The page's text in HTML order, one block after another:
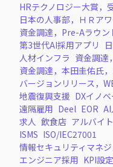
HRテクノロジー大賞，
日本の人事部，ＨＲア
資金調達，Pre-Aラウン
第3世代AI採用アプリ
人材インフラ 資金調達
資金調達，本田圭佑氏
バージョンリリース，
地震復興支援 DXイノ
遠隔雇用 Deel EOR
求人 飲食店 アルバイト
ISMS ISO/IEC27001
情報セキュリティマネ
エンジニア採用 KPI設定